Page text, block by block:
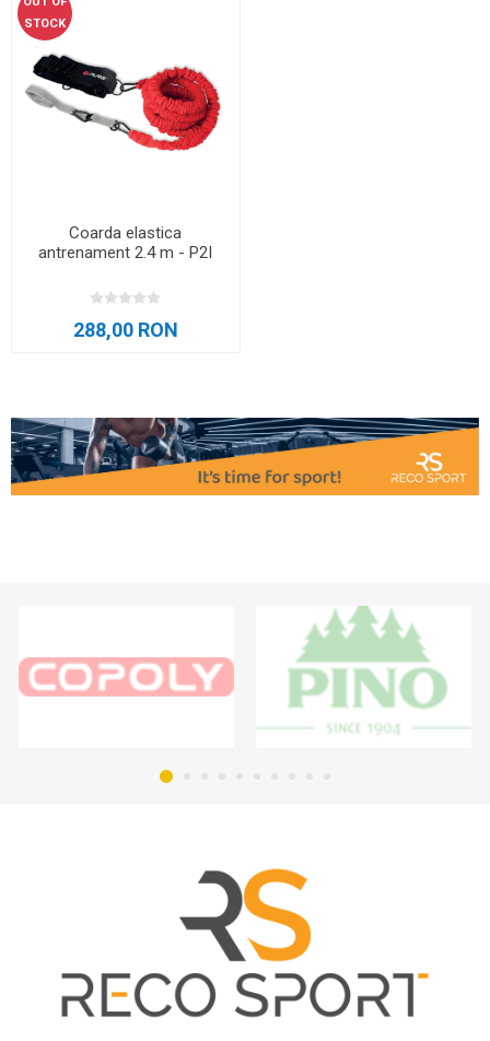
STOCK
Coarda elastica
antrenament 2.4 m - P2I
288,00 RON